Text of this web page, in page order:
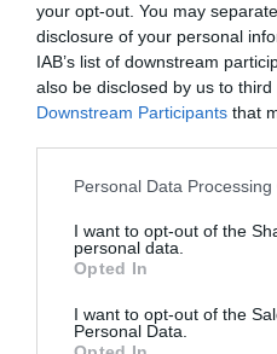
your opt-out. You may
disclosure of your personal
IAB’s list of downstream
also be disclosed by us to
Downstream Participants that
Personal Data
I want to opt-out of the
personal data.
Opted In
I want to opt-out of the
Personal Data.
Xavier Pujol, de Ficosa |
En el cuarto lugar del
. Multinacional
Viladecavalls, es una de
que han asegurado que
político no marcharán de